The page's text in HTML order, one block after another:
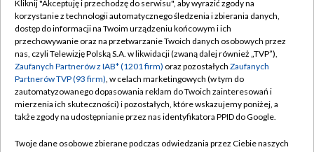
Sklep TVP
Biuro Reklamy
Oferta Handlowa
Telegazeta ogłoszenia
Emisja w TVP
Polityka prywatności
Moje zgody
Biuro reklamy
Kontakt
Kliknij "Akceptuję i przechodzę do serwisu", aby wyrazić zgody na
korzystanie z technologii automatycznego śledzenia i zbierania danych,
dostęp do informacji na Twoim urządzeniu końcowym i ich
przechowywanie oraz na przetwarzanie Twoich danych osobowych przez
nas, czyli Telewizję Polską S.A. w likwidacji (zwaną dalej również „TVP”),
Zaufanych Partnerów z IAB* (1201 firm) oraz pozostałych Zaufanych
Partnerów TVP (93 firm), w celach marketingowych (w tym do
zautomatyzowanego dopasowania reklam do Twoich zainteresowań i
mierzenia ich skuteczności) i pozostałych, które wskazujemy poniżej, a
także zgody na udostępnianie przez nas identyfikatora PPID do Google.
Twoje dane osobowe zbierane podczas odwiedzania przez Ciebie naszych